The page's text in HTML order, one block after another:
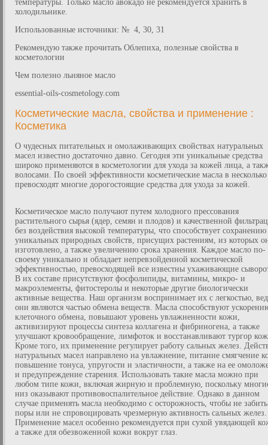
температуры. Только масло авокадо не рекомендуется хранить в
холодильнике.
Использованные источники: № 4, 30, 31
Рекомендую также прочитать Облепиха, полезные свойства в
косметологии
Чем полезно льняное масло
essential-oils-cosmetology.com
Косметические масла, свойства и применение :
Косметика
О чудесных питательных и омолаживающих свойствах натуральных
масел известно достаточно давно. Сегодня эти уникальные средства
широко применяются в косметологии для ухода за кожей лица, а
волосами. По своей эффективности косметические масла в несколько
превосходят многие дорогостоящие средства для ухода за кожей.
Косметическое масло получают путем холодного прессования
растительного сырья (ядер, семян и плодов) и качественной
без воздействия высокой температуры, что способствует сохранению
уникальных природных свойств, присущих растениям, из которых
изготовлено, а также увеличению срока хранения. Каждое масло по-
своему уникально и обладает непревзойденной косметической
эффективностью, превосходящей все известны ухаживающие
В их составе присутствуют фосфолипиды, витамины, микро- и
макроэлементы, фитостеролы и некоторые другие биологически
активные вещества. Наш организм воспринимает их с легкостью,
они являются частью обмена веществ. Масла способствуют
клеточного обмена, повышают уровень увлажненности кожи,
активизируют процессы синтеза коллагена и фибриногена, а также
улучшают кровообращение, лимфоток и восстанавливают тургор
Кроме того, их применение регулирует работу сальных желез.
натуральных масел направлено на увлажнение, питание смягчение
повышение тонуса, упругости и эластичности, а также на ее
и предупреждение старения. Использовать такие масла можно при
любом типе кожи, включая жирную и проблемную, поскольку
низ оказывают противовоспалительное действие. Однако в данном
случае применять масла необходимо с осторожность, чтобы не забить
поры или не спровоцировать чрезмерную активность сальных желез.
Применение масел особенно рекомендуется при сухой увядающей
а также для обезвоженной кожи вокруг глаз.